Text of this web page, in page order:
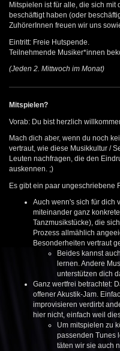
Mitspielen ist für alle, die sich
beschäftigt haben (oder
ZuhörerInnen freuen wir uns
Eintritt: Freie Hutspende.
Teilnehmende Musiker*innen
(Jeden 2. Mittwoch im Monat)
Mitspielen?
Vorab: Du bist herzlich
Mach dich aber, wenn du noch
vertraut, wie diese Musikkultur /
Leuten nachfragen, die den
auskennen. ;)
Es gibt ein paar ungeschriebene
Auch wenn's sich für dich
miteinander ganz
Tanzmusikstücke), die
Prozess allmählich
Besonderheiten vertraut
Beides kannst
lernen. Andere
unterstützen dich
Ganz wertfrei betrachtet:
offener Akustik-Jam.
improvisieren verdirbt
hier nicht, einfach weil
Um mitspielen zu
passenden Tunes
täten wir sie auch